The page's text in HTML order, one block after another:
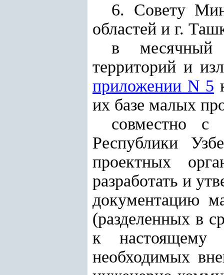
6. Совету
областей и г.
в месячный
территорий и
приложении N 5
их базе малых
совместно с
Республики
проектных
разработать и
документацию
(разделенных в
к настоящему
необходимых